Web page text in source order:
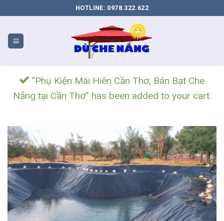
VỤ
WEB
HOTLINE: 0978.322.622
“Phụ Kiện Mái Hiên Cần Thơ, Bán Bạt Che
Nắng tại Cần Thơ” has been added to your cart.